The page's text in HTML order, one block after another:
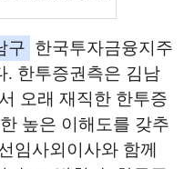
구 한국투자금융지주
. 한투증권측은 김남
오래 재직한 한투증
높은 이해도를 갖추
임사외이사와 함께